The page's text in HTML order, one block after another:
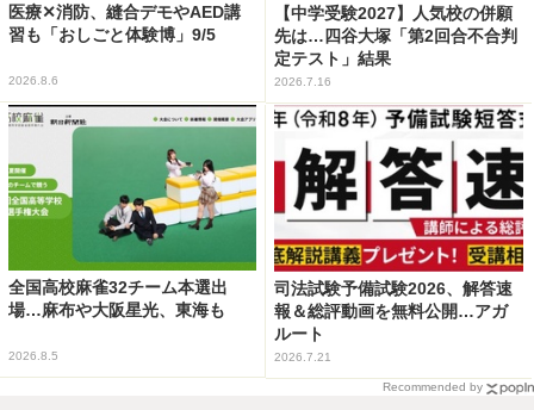
医療✕消防、縫合デモやAED講
習も「おしごと体験博」9/5
2026.8.6
【中学受験2027】人気校の併願
先は…四谷大塚「第2回合不合判
定テスト」結果
2026.7.16
全国高校麻雀32チーム本選出
場…麻布や大阪星光、東海も
2026.8.5
司法試験予備試験2026、解答速
報＆総評動画を無料公開…アガ
ルート
2026.7.21
Recommended by